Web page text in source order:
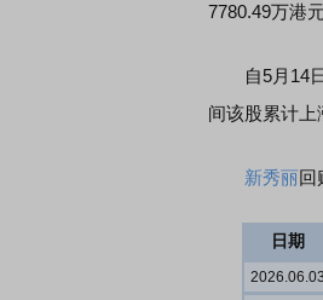
7780.49万港元
自5月14日
间该股累计上
新秀丽回
日期
2026.06.03